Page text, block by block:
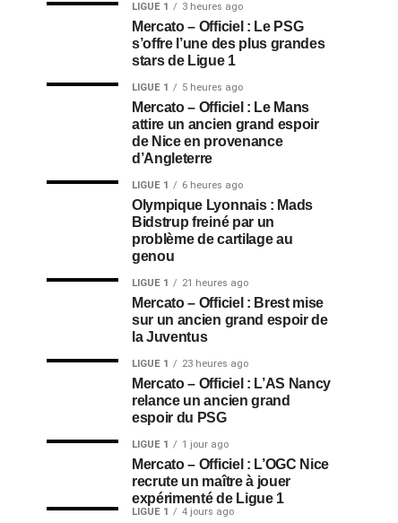
LIGUE 1 3 heures ago
Mercato – Officiel : Le PSG
s’offre l’une des plus grandes
stars de Ligue 1
LIGUE 1 5 heures ago
Mercato – Officiel : Le Mans
attire un ancien grand espoir
de Nice en provenance
d’Angleterre
LIGUE 1 6 heures ago
Olympique Lyonnais : Mads
Bidstrup freiné par un
problème de cartilage au
genou
LIGUE 1 21 heures ago
Mercato – Officiel : Brest mise
sur un ancien grand espoir de
la Juventus
LIGUE 1 23 heures ago
Mercato – Officiel : L’AS Nancy
relance un ancien grand
espoir du PSG
LIGUE 1 1 jour ago
Mercato – Officiel : L’OGC Nice
recrute un maître à jouer
expérimenté de Ligue 1
LIGUE 1 4 jours ago